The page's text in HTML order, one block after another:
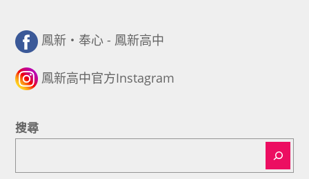
鳳新・奉心 - 鳳新高中
鳳新高中官方Instagram
搜尋